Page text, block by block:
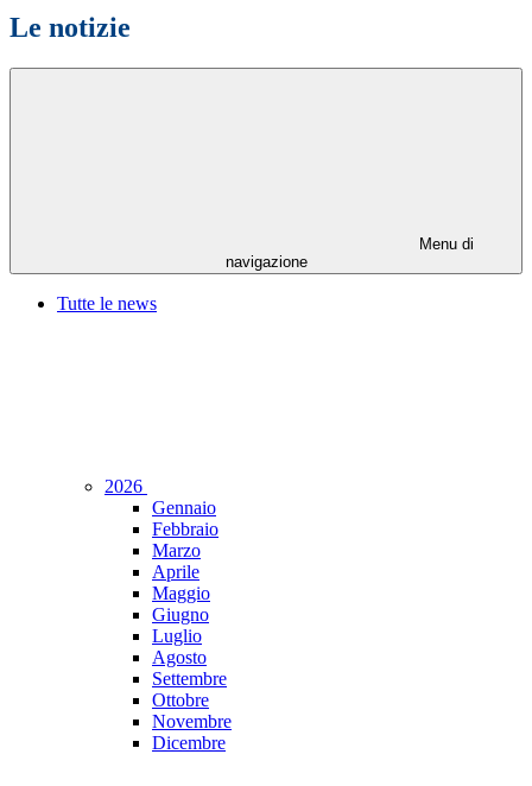
Le notizie
Menu di
navigazione
Tutte le news
2026
Gennaio
Febbraio
Marzo
Aprile
Maggio
Giugno
Luglio
Agosto
Settembre
Ottobre
Novembre
Dicembre